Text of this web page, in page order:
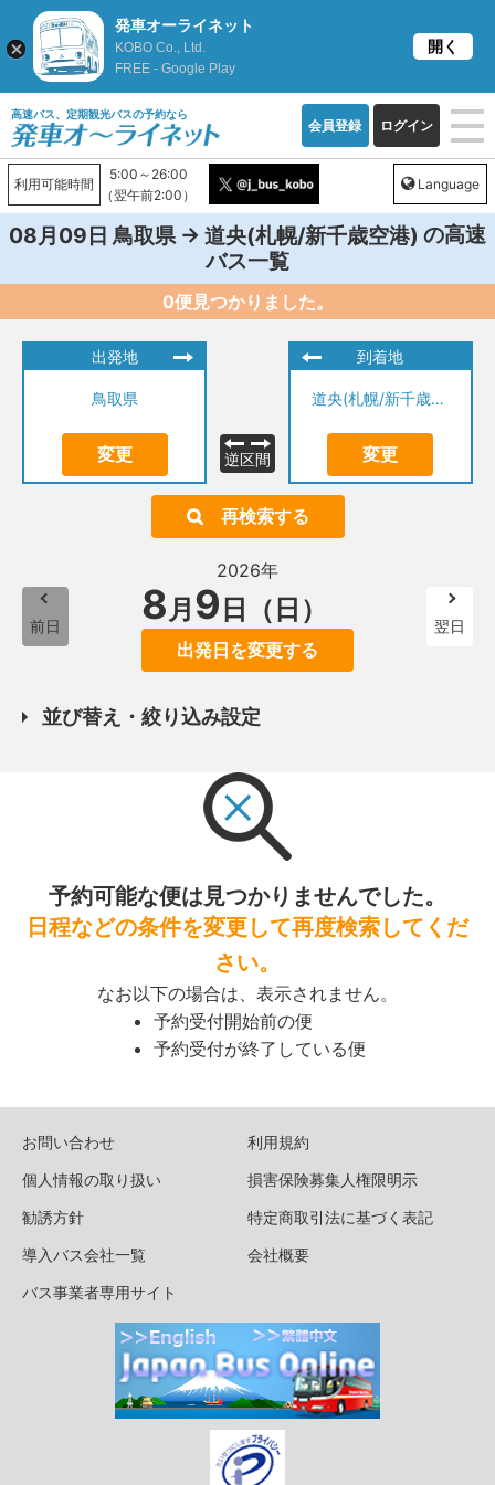
高速バス、定期観光バスの予約なら
会員登録 ログイン
利用可能時間
5:00～26:00
（翌午前2:00）
Language
08月09日 鳥取県 → 道央(札幌/新千歳空港) の高速
バス一覧
0便見つかりました。
出発地
鳥取県
変更 逆区間
到着地
道央(札幌/新千歳空港)
変更
再検索する
前日
2026年
8月 9 日（日）
出発日を変更する
翌日
並び替え・絞り込み設定
予約可能な便は見つかりませんでした。
日程などの条件を変更して再度検索してくだ
さい。
なお以下の場合は、表示されません。
予約受付開始前の便
予約受付が終了している便
お問い合わせ
利用規約
個人情報の取り扱い
損害保険募集人権限明示
勧誘方針
特定商取引法に基づく表記
導入バス会社一覧
会社概要
バス事業者専用サイト
発車オーライネット
KOBO Co., Ltd.
FREE - Google Play
開く